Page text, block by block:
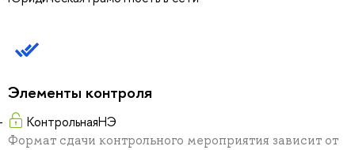
Элементы контроля
КонтрольнаяНЭ
Формат сдачи контрольного мероприятия зависит от